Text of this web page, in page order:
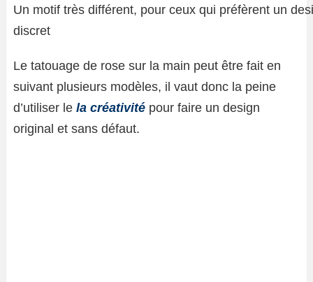
Un motif très différent, pour ceux qui préfèrent un
discret
Le tatouage de rose sur la main peut être fait en
suivant plusieurs modèles, il vaut donc la peine
d’utiliser le la créativité pour faire un design
original et sans défaut.